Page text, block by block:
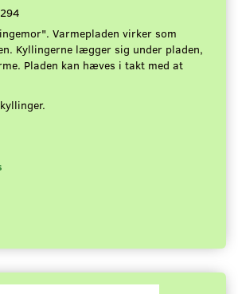
Varmepladen virker som
Kyllingerne lægger sig under pladen,
Pladen kan hæves i takt med at